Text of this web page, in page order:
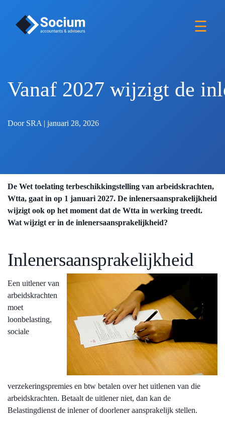
×
Vestiging
Voorwaarden
☰
Vanaf 2027 wijzigt de
Door SRA | januari 28, 2026
De Wet toelating terbeschikkingstelling van arbeidskrachten,
Wtta, gaat in op 1 januari 2027. De inlenersaansprakelijkheid
wijzigt ook op het moment dat de Wtta in werking treedt.
Wat wijzigt er in de inlenersaansprakelijkheid?
Inlenersaansprakelijkheid
Een uitlener van
arbeidskrachten
moet
loonbelasting,
sociale
verzekeringspremies en btw betalen over het uitlenen van die
arbeidskrachten. Betaalt de uitlener niet, dan kan de
Belastingdienst de inlener of doorlener aansprakelijk stellen.